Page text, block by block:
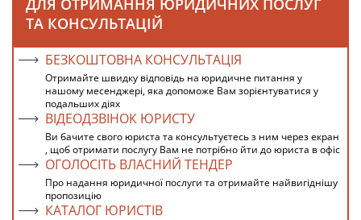
ДЛЯ ОТРИМАННЯ ЮРИДИЧНИХ ПОСЛУГ
ТА КОНСУЛЬТАЦІЙ
БЕЗКОШТОВНА КОНСУЛЬТАЦІЯ
Отримайте швидку відповідь на юридичне питання у
нашому месенджері, яка допоможе Вам зорієнтуватися у
подальших діях
ВІДЕОДЗВІНОК ЮРИСТУ
Ви бачите свого юриста та консультуєтесь з ним через екран
, щоб отримати послугу Вам не потрібно йти до юриста в офіс
ОГОЛОСІТЬ ВЛАСНИЙ ТЕНДЕР
Про надання юридичної послуги та отримайте найвигіднішу
пропозицію
КАТАЛОГ ЮРИСТІВ